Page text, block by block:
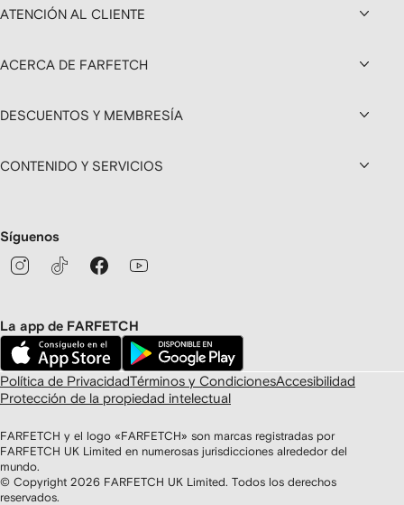
ATENCIÓN AL CLIENTE
ACERCA DE FARFETCH
DESCUENTOS Y MEMBRESÍA
CONTENIDO Y SERVICIOS
Síguenos
La app de FARFETCH
Política de PrivacidadTérminos y CondicionesAccesibilidad
Protección de la propiedad intelectual
FARFETCH y el logo «FARFETCH» son marcas registradas por
FARFETCH UK Limited en numerosas jurisdicciones alrededor del
mundo.
© Copyright 2026 FARFETCH UK Limited. Todos los derechos
reservados.